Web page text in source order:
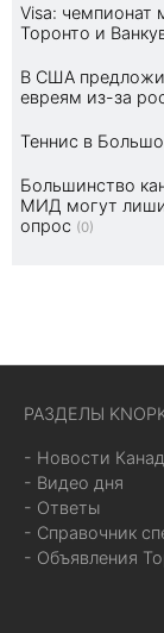
Visa: чемпионат
Торонто и
В США
евреям из-за
Теннис в
Большинство
МИД могут
опрос (0)
РАЗДЕЛЫ
- Новости
- Видео дня
- Ответы
- Справочник
- Объявления